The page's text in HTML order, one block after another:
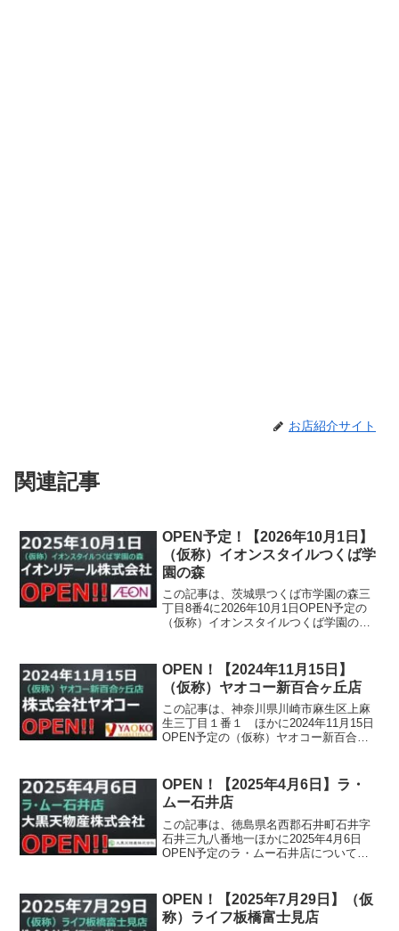
お店紹介サイト
関連記事
OPEN予定！【2026年10月1日】
（仮称）イオンスタイルつくば学
園の森
この記事は、茨城県つくば市学園の森三
丁目8番4に2026年10月1日OPEN予定の
（仮称）イオンスタイルつくば学園の森
OPEN！【2024年11月15日】
（仮称）ヤオコー新百合ヶ丘店
この記事は、神奈川県川崎市麻生区上麻
生三丁目１番１ ほかに2024年11月15日
OPEN予定の（仮称）ヤオコー新百合ヶ
OPEN！【2025年4月6日】ラ・
ムー石井店
この記事は、徳島県名西郡石井町石井字
石井三九八番地一ほかに2025年4月6日
OPEN予定のラ・ムー石井店について書
OPEN！【2025年7月29日】（仮
称）ライフ板橋富士見店